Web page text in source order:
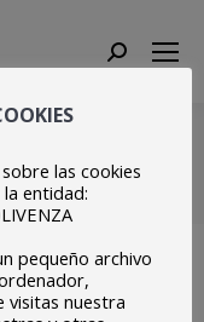
Search:
las cookies
entidad:
pequeño archivo
visitas nuestra